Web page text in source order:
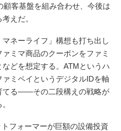
客基盤を組み合わせ、今後は
えだ。
ネーライフ」構想も打ち出し
ミマ商品のクーポンをファミ
どを想定する。ATMというハ
ミペイというデジタルIDを軸
てる——その二段構えの戦略が
トフォーマーが巨額の設備投資